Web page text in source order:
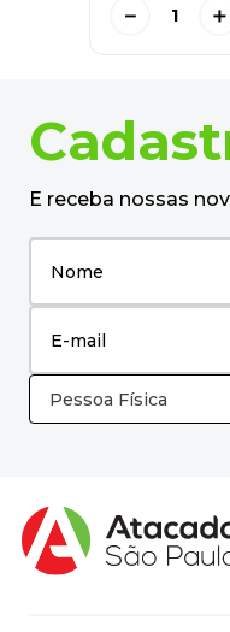
＋
－
E receba nossas
Pessoa Física